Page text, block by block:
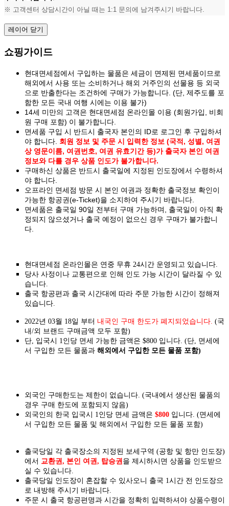
※ 고객센터 상담시간이 아닐 때는 1:1 문의에 남겨주시기 바랍니다.
레이어 닫기
쇼핑가이드
현대면세점에서 구입하는 물품은 세금이 면제된 면세품이므로
해외에서 사용 또는 소비하거나 해외 거주인의 선물용 등 외국
으로 반출한다는 조건하에 구매가 가능합니다. (단, 제주도를 포
함한 모든 국내 여행 시에는 이용 불가)
14세 미만의 고객은 현대면세점 온라인몰 이용 (회원가입, 비회
원 구매 포함) 이 불가합니다.
면세품 구입 시 반드시 출국자 본인의 ID로 로그인 후 구입하셔
야 합니다. 회원 정보 및 주문 시 입력한 정보 (국적, 성별, 여권
상 영문이름, 여권번호, 여권 유효기간 등)가 출국자 본인 여권
정보와 다를 경우 상품 인도가 불가합니다.
구매하신 상품은 반드시 출국일에 지정된 인도장에서 수령하셔
야 합니다.
오프라인 면세점 방문 시 본인 여권과 정확한 출국정보 확인이
가능한 항공권(e-Ticket)을 소지하여 주시기 바랍니다.
면세품은 출국일 90일 전부터 구매 가능하며, 출국일이 아직 확
정되지 않으셨거나 출국 예정이 없으신 경우 구매가 불가합니
다.
현대면세점 온라인몰은 연중 무휴 24시간 운영되고 있습니다.
당사 사정이나 교통편으로 인해 인도 가능 시간이 달라질 수 있
습니다.
출국 항공편과 출국 시간대에 따라 주문 가능한 시간이 정해져
있습니다.
2022년 03월 18일 부터 내국인 구매 한도가 폐지되었습니다. (국
내/외 브랜드 구매금액 모두 포함)
단, 입국시 1인당 면세 가능한 금액은 $800 입니다. (단, 면세에
서 구입한 모든 물품과 해외에서 구입한 모든 물품 포함)
외국인 구매한도는 제한이 없습니다. (국내에서 생산된 물품의
경우 구매 한도에 포함되지 않음)
외국인의 한국 입국시 1인당 면세 금액은 $800 입니다. (면세에
서 구입한 모든 물품 및 해외에서 구입한 모든 물품 포함)
출국당일 각 출국장소의 지정된 보세구역 (공항 및 항만 인도장)
에서 교환권, 본인 여권, 탑승권 을 제시하시면 상품을 인도 받으
실 수 있습니다.
출국당일 인도장이 혼잡할 수 있사오니 출국 1시간 전 인도장으
로 내방해 주시기 바랍니다.
주문 시 출국 항공편명과 시간을 정확히 입력하셔야 상품수령이